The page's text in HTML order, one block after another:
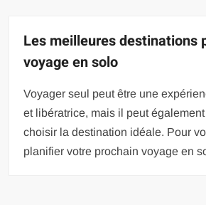
Les meilleures destinations
voyage en solo
Voyager seul peut être une
et libératrice, mais il peut
choisir la destination idéale. Pour
planifier votre prochain voyage en